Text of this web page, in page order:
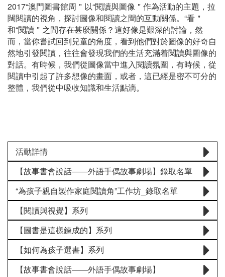
2017“澳門圖書館周＂以“閱讀與圖像＂作為活動的主題，拉
闊閱讀的視角，探討圖像和閱讀之間的互動關係。“看＂
和“閱讀＂之間存在甚麼關係？這好像是艱深的討論，然
而，當你嘗試回到兒童的角度，看到他們對於圖像的好奇自
然地引發閱讀，往往會發現我們的生活充滿着閱讀與圖像的
對話。有時候，我們從圖像當中進入閱讀氛圍，有時候，從
閱讀中引起了許多想像的畫面，或者，這已經是密不可分的
整體，我們從中吸收知識和生活點滴。
活動詳情
【故事書會說話——外語手偶故事劇場】錄取名單
“為孩子親自製作家庭閱讀角”工作坊_錄取名單
【閱讀與視覺】系列
【圖書是這樣鍊成的】系列
【如何為孩子選書】系列
【故事書會說話——外語手偶故事劇場】